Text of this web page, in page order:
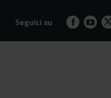
Seguici su